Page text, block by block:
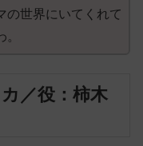
の世界にいてくれて
／役：柿木